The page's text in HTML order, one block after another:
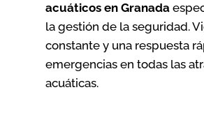
acuáticos en Granada
la gestión de la seguridad.
constante y una respuesta
emergencias en todas las
acuáticas.